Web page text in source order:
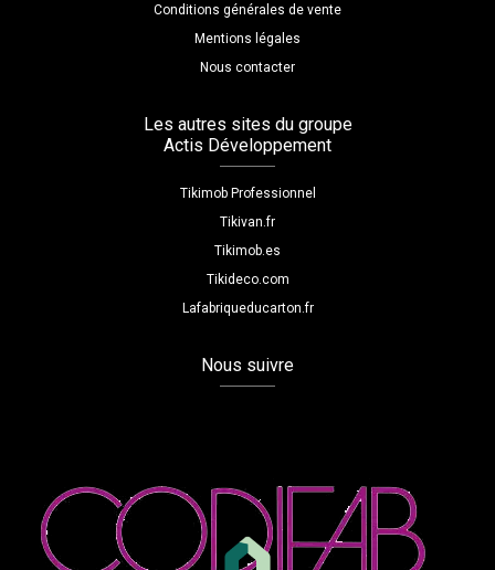
Conditions générales de vente
Mentions légales
Nous contacter
Les autres sites du groupe
Actis Développement
Tikimob Professionnel
Tikivan.fr
Tikimob.es
Tikideco.com
Lafabriqueducarton.fr
Nous suivre